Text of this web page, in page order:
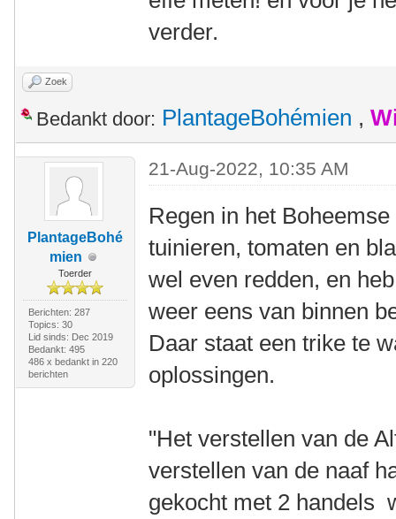
verder.
Zoek
Bedankt door: PlantageBohémien ,
PlantageBohé
mien
Toerder
Berichten: 287
Topics: 30
Lid sinds: Dec 2019
Bedankt: 495
486 x bedankt in 220
berichten
21-Aug-2022, 10:35 AM
Regen in het
tuinieren, tomaten en
wel even redden, en
weer eens van binnen
Daar staat een trike te
oplossingen.
"Het verstellen van de
verstellen van de naaf
gekocht met 2 handels